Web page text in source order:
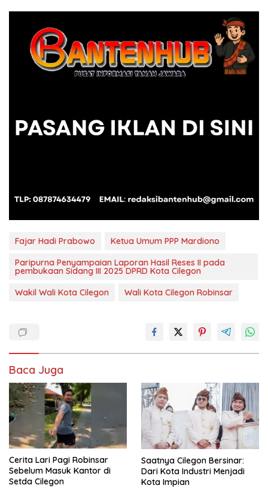
Fajar Hadi Prabowo
Ketua Umum PPP Mardiono
Paripurna Penyampaian Laporan Hasil Reses II pada
pembukaan Sidang III 2025 DPRD Kota Cilegon
Wakil Wali Kota Cilegon
Wali Kota Cilegon Robinsar
Baca Juga
Cerita Lari Pagi Robinsar
Sebelum Masuk Kantor di
Setda Cilegon
Saatnya Cilegon Bersinar:
Dari Kota Industri Menjadi
Kota Impian